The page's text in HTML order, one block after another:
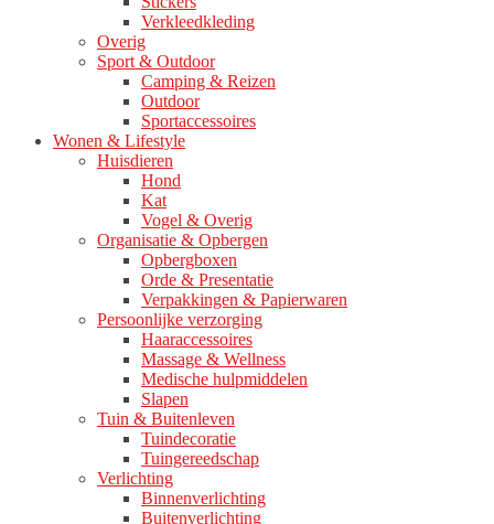
Verkleedkleding
Overig
Sport & Outdoor
Camping & Reizen
Outdoor
Sportaccessoires
Wonen & Lifestyle
Huisdieren
Hond
Kat
Vogel & Overig
Organisatie & Opbergen
Opbergboxen
Orde & Presentatie
Verpakkingen & Papierwaren
Persoonlijke verzorging
Haaraccessoires
Massage & Wellness
Medische hulpmiddelen
Slapen
Tuin & Buitenleven
Tuindecoratie
Tuingereedschap
Verlichting
Binnenverlichting
Buitenverlichting